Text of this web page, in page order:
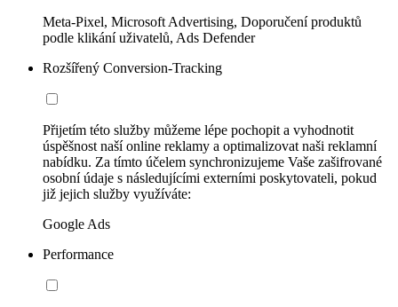
Meta-Pixel, Microsoft Advertising, Doporučení produktů
podle klikání uživatelů, Ads Defender
Rozšířený Conversion-Tracking
Přijetím této služby můžeme lépe pochopit a vyhodnotit
úspěšnost naší online reklamy a optimalizovat naši reklamní
nabídku. Za tímto účelem synchronizujeme Vaše zašifrované
osobní údaje s následujícími externími poskytovateli, pokud
již jejich služby využíváte:
Google Ads
Performance